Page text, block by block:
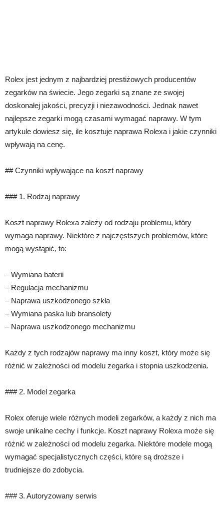
Rolex jest jednym z najbardziej prestiżowych producentów
zegarków na świecie. Jego zegarki są znane ze swojej
doskonałej jakości, precyzji i niezawodności. Jednak nawet
najlepsze zegarki mogą czasami wymagać naprawy. W tym
artykule dowiesz się, ile kosztuje naprawa Rolexa i jakie czynniki
wpływają na cenę.
## Czynniki wpływające na koszt naprawy
### 1. Rodzaj naprawy
Koszt naprawy Rolexa zależy od rodzaju problemu, który
wymaga naprawy. Niektóre z najczęstszych problemów, które
mogą wystąpić, to:
– Wymiana baterii
– Regulacja mechanizmu
– Naprawa uszkodzonego szkła
– Wymiana paska lub bransolety
– Naprawa uszkodzonego mechanizmu
Każdy z tych rodzajów naprawy ma inny koszt, który może się
różnić w zależności od modelu zegarka i stopnia uszkodzenia.
### 2. Model zegarka
Rolex oferuje wiele różnych modeli zegarków, a każdy z nich ma
swoje unikalne cechy i funkcje. Koszt naprawy Rolexa może się
różnić w zależności od modelu zegarka. Niektóre modele mogą
wymagać specjalistycznych części, które są droższe i
trudniejsze do zdobycia.
### 3. Autoryzowany serwis